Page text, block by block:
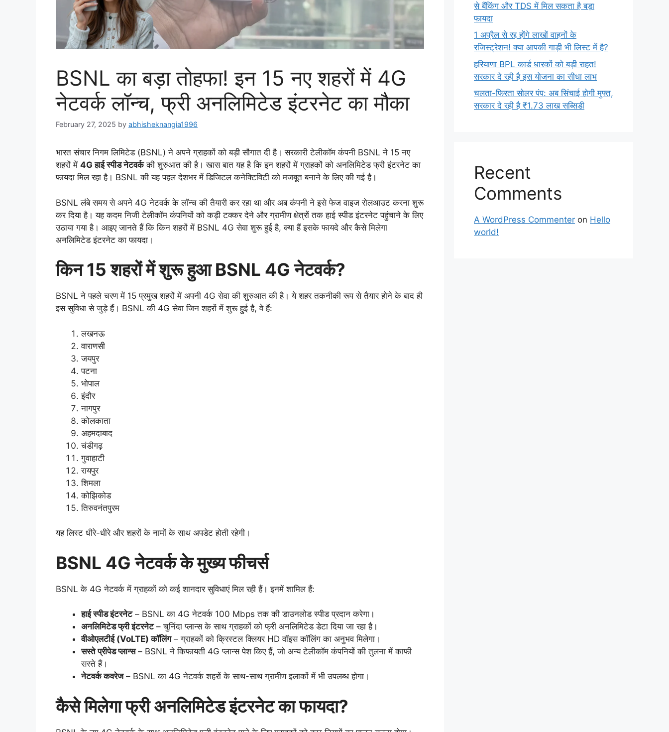
BSNL का बड़ा तोहफा! इन 15 नए शहरों में 4G
नेटवर्क लॉन्च, फ्री अनलिमिटेड इंटरनेट का मौका
February 27, 2025 by abhisheknangia1996
भारत संचार निगम लिमिटेड (BSNL) ने अपने ग्राहकों को बड़ी सौगात दी है। सरकारी टेलीकॉम कंपनी BSNL ने 15 नए
शहरों में 4G हाई स्पीड नेटवर्ककी शुरुआत की है। खास बात यह है कि इन शहरों में ग्राहकों को अनलिमिटेड फ्री इंटरनेट का
फायदा मिल रहा है। BSNL की यह पहल देशभर में डिजिटल कनेक्टिविटी को मजबूत बनाने के लिए की गई है।
BSNL लंबे समय से अपने 4G नेटवर्क के लॉन्च की तैयारी कर रहा था और अब कंपनी ने इसे फेज वाइज रोलआउट करना शुरू
कर दिया है। यह कदम निजी टेलीकॉम कंपनियों को कड़ी टक्कर देने और ग्रामीण क्षेत्रों तक हाई स्पीड इंटरनेट पहुंचाने के लिए
उठाया गया है। आइए जानते हैं कि किन शहरों में BSNL 4G सेवा शुरू हुई है, क्या हैं इसके फायदे और कैसे मिलेगा
अनलिमिटेड इंटरनेट का फायदा।
किन 15 शहरों में शुरू हुआ BSNL 4G नेटवर्क?
BSNL ने पहले चरण में 15 प्रमुख शहरों में अपनी 4G सेवा की शुरुआत की है। ये शहर तकनीकी रूप से तैयार होने के बाद ही
इस सुविधा से जुड़े हैं। BSNL की 4G सेवा जिन शहरों में शुरू हुई है, वे हैं:
लखनऊ
वाराणसी
जयपुर
पटना
भोपाल
इंदौर
नागपुर
कोलकाता
अहमदाबाद
चंडीगढ़
गुवाहाटी
रायपुर
शिमला
कोझिकोड
तिरुवनंतपुरम
यह लिस्ट धीरे-धीरे और शहरों के नामों के साथ अपडेट होती रहेगी।
BSNL 4G नेटवर्क के मुख्य फीचर्स
BSNL के 4G नेटवर्क में ग्राहकों को कई शानदार सुविधाएं मिल रही हैं। इनमें शामिल हैं:
हाई स्पीड इंटरनेट– BSNL का 4G नेटवर्क 100 Mbps तक की डाउनलोड स्पीड प्रदान करेगा।
अनलिमिटेड फ्री इंटरनेट– चुनिंदा प्लान्स के साथ ग्राहकों को फ्री अनलिमिटेड डेटा दिया जा रहा है।
वीओएलटीई (VoLTE) कॉलिंग– ग्राहकों को क्रिस्टल क्लियर HD वॉइस कॉलिंग का अनुभव मिलेगा।
सस्ते प्रीपेड प्लान्स– BSNL ने किफायती 4G प्लान्स पेश किए हैं, जो अन्य टेलीकॉम कंपनियों की तुलना में काफी
सस्ते हैं।
नेटवर्क कवरेज– BSNL का 4G नेटवर्क शहरों के साथ-साथ ग्रामीण इलाकों में भी उपलब्ध होगा।
कैसे मिलेगा फ्री अनलिमिटेड इंटरनेट का फायदा?
से बैंकिंग और TDS में मिल सकता है बड़ा
फायदा
1 अप्रैल से रद्द होंगे लाखों वाहनों के
रजिस्ट्रेशन! क्या आपकी गाड़ी भी लिस्ट में है?
हरियाणा BPL कार्ड धारकों को बड़ी राहत!
सरकार दे रही है इस योजना का सीधा लाभ
चलता-फिरता सोलर पंप: अब सिंचाई होगी मुफ्त,
सरकार दे रही है ₹1.73 लाख सब्सिडी
Recent
Comments
A WordPress Commenter on Hello
world!